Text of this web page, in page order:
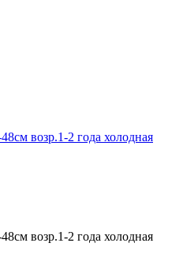
возр.1-2 года холодная
возр.1-2 года холодная